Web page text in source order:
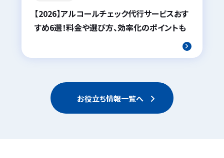
【2026】アルコールチェック代行サービスおす
すめ6選！料金や選び方、効率化のポイントも
お役立ち情報一覧へ